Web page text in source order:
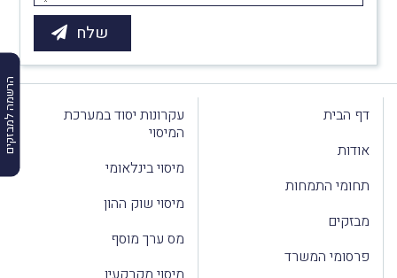
הרשמה למבזקים
דף הבית
אודות
תחומי התמחות
מבזקים
פרסומי המשרד
עקרונות יסוד במערכת
המיסוי
מיסוי בינלאומי
מיסוי שוק ההון
מס ערך מוסף